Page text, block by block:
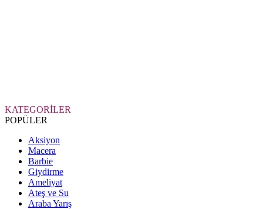
KATEGORİLER
POPÜLER
Aksiyon
Macera
Barbie
Giydirme
Ameliyat
Ateş ve Su
Araba Yarış